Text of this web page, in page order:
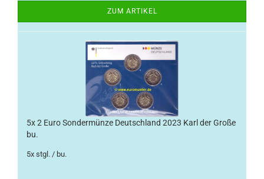
ZUM ARTIKEL
5x 2 Euro Sondermünze Deutschland 2023 Karl der Große
bu.
5x stgl. / bu.